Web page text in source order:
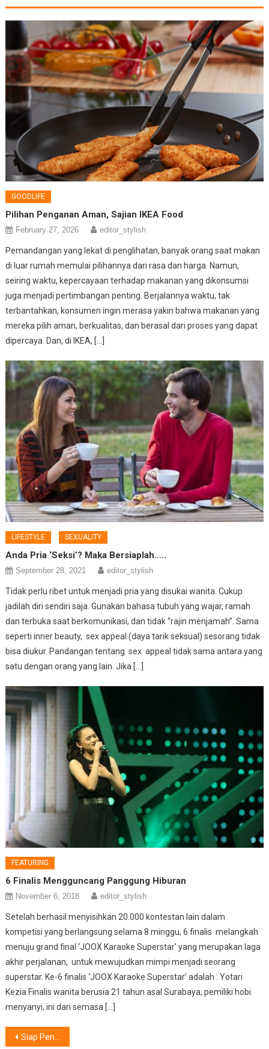
GOODLIFE
Pilihan Penganan Aman, Sajian IKEA Food
February 27, 2026 editor_stylish
Pemandangan yang lekat di penglihatan, banyak orang saat makan
di luar rumah memulai pilihannya dari rasa dan harga. Namun,
seiring waktu, kepercayaan terhadap makanan yang dikonsumsi
juga menjadi pertimbangan penting. Berjalannya waktu, tak
terbantahkan, konsumen ingin merasa yakin bahwa makanan yang
mereka pilih aman, berkualitas, dan berasal dari proses yang dapat
dipercaya. Dan, di IKEA, […]
LIFESTYLE SEXUALITY
Anda Pria ‘Seksi’? Maka Bersiaplah…..
September 28, 2021 editor_stylish
Tidak perlu ribet untuk menjadi pria yang disukai wanita. Cukup
jadilah diri sendiri saja. Gunakan bahasa tubuh yang wajar, ramah
dan terbuka saat berkomunikasi, dan tidak “rajin menjamah”. Sama
seperti inner beauty, sex appeal (daya tarik seksual) sesorang tidak
bisa diukur. Pandangan tentang sex appeal tidak sama antara yang
satu dengan orang yang lain. Jika […]
FEATURING
6 Finalis Mengguncang Panggung Hiburan
November 6, 2018 editor_stylish
Setelah berhasil menyisihkan 20.000 kontestan lain dalam
kompetisi yang berlangsung selama 8 minggu, 6 finalis melangkah
menuju grand final ‘JOOX Karaoke Superstar’ yang merupakan laga
akhir perjalanan, untuk mewujudkan mimpi menjadi seorang
superstar. Ke-6 finalis ‘JOOX Karaoke Superstar’ adalah : Yotari
Kezia Finalis wanita berusia 21 tahun asal Surabaya, pemiliki hobi
menyanyi, ini dari semasa […]
Post
Siap Penuhi Kebutuhan Rumah Tangga,Hadirkan AQUA Freezer AQF-460MC